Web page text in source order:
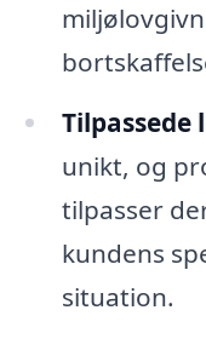
Tilpassede
unikt, og
tilpasser
kundens
situation.